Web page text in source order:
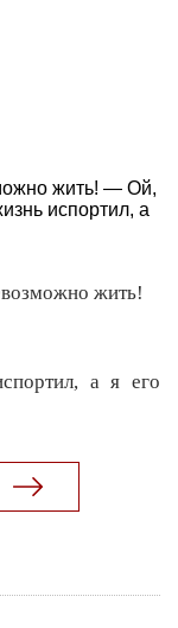
жить! — Ой,
испортил, а
жить!
а я его